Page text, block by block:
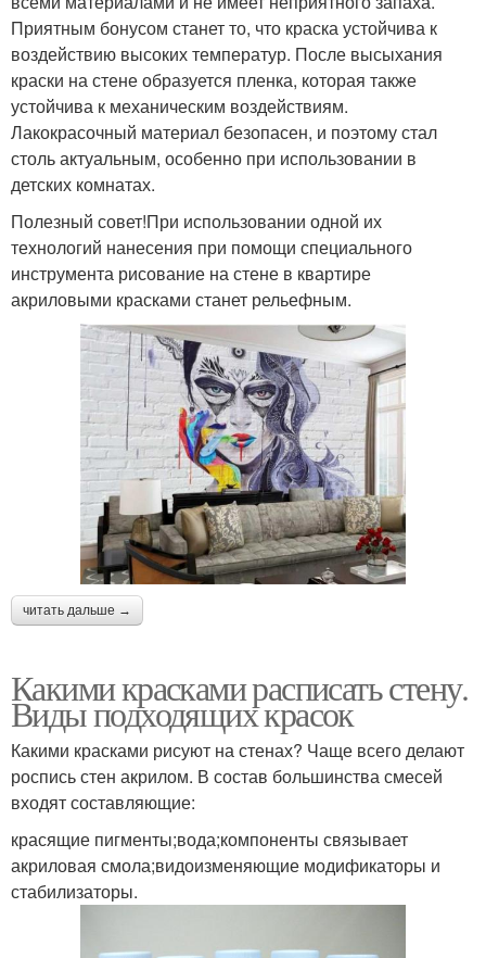
Приятным бонусом станет то, что краска устойчива к
воздействию высоких температур. После высыхания
краски на стене образуется пленка, которая также
устойчива к механическим воздействиям.
Лакокрасочный материал безопасен, и поэтому стал
столь актуальным, особенно при использовании в
детских комнатах.
Полезный совет!При использовании одной их
технологий нанесения при помощи специального
инструмента рисование на стене в квартире
акриловыми красками станет рельефным.
читать дальше →
Какими красками расписать стену.
Виды подходящих красок
Какими красками рисуют на стенах? Чаще всего делают
роспись стен акрилом. В состав большинства смесей
входят составляющие:
красящие пигменты;вода;компоненты связывает
акриловая смола;видоизменяющие модификаторы и
стабилизаторы.